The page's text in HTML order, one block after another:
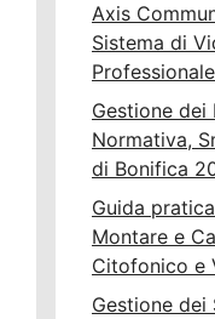
Axis
Sistema di
Gestione dei
Normativa,
di Bonifica
Guida
Montare e
Citofonico e
Gestione dei